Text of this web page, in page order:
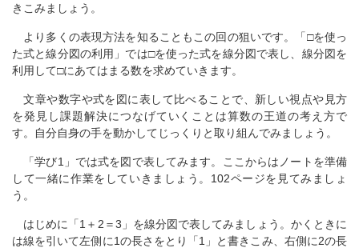
きこみましょう。
より多くの表現方法を知ることもこの回の狙いです。「□を使っ
た式と線分図の利用」では□を使った式を線分図で表し、線分図を
利用して□にあてはまる数を求めていきます。
文章や数字や式を図に表して比べることで、新しい視点や見方
を発見し課題解決につなげていくことは算数の王道の考え方で
す。自分自身の手を動かしてじっくりと取り組んでみましょう。
「学び1」では式を図で表してみます。ここからはノートを準備
して一緒に作業をしていきましょう。102ページを見てみましょ
う。
はじめに「1＋2＝3」を線分図で表してみましょう。かくときに
は線を引いて左側に1の長さをとり「1」と書きこみ、右側に2の長